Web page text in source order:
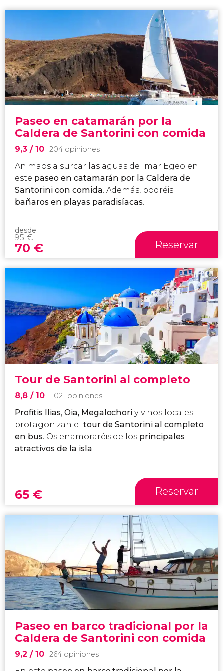
Paseo en catamarán por la
Caldera de Santorini con comida
9,3 / 10 204 opiniones
Animaos a surcar las aguas del mar Egeo en
este paseo en catamarán por la Caldera de
Santorini con comida. Además, podréis
bañaros en playas paradisíacas.
desde
95€
70 € Reservar
Tour de Santorini al completo
8,8 / 10 1.021 opiniones
Profitis Ilias, Oia, Megalochori y vinos locales
protagonizan el tour de Santorini al completo
en bus. Os enamoraréis de los principales
atractivos de la isla.
65 € Reservar
Paseo en barco tradicional por la
Caldera de Santorini con comida
9,2 / 10 264 opiniones